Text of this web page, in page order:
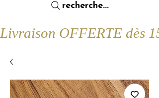
recherche...
Livraison OFFERTE dès